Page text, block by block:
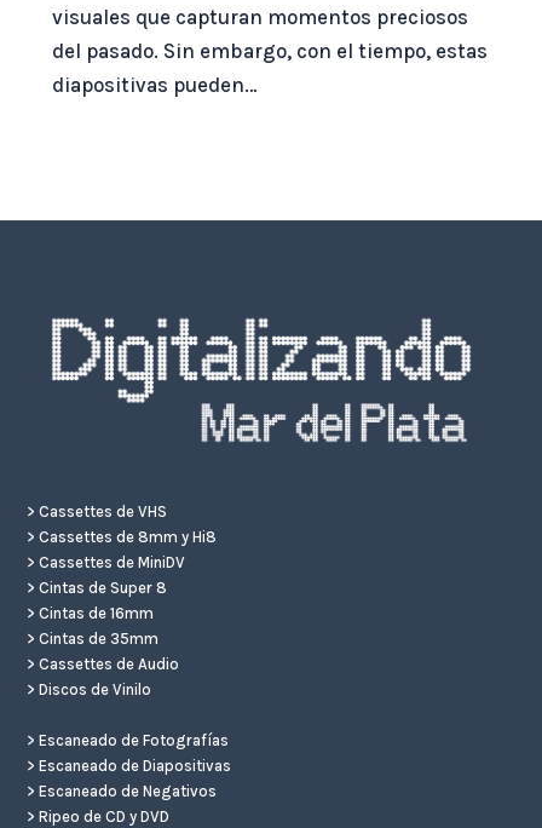
visuales que capturan momentos preciosos
del pasado. Sin embargo, con el tiempo, estas
diapositivas pueden…
> Cassettes de VHS
> Cassettes de 8mm y Hi8
> Cassettes de MiniDV
> Cintas de Super 8
> Cintas de 16mm
> Cintas de 35mm
> Cassettes de Audio
> Discos de Vinilo
> Escaneado de Fotografías
> Escaneado de Diapositivas
> Escaneado de Negativos
> Ripeo de CD y DVD